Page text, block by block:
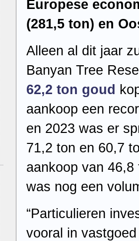
Europese
(281,5 ton) en
Alleen al dit jaar
Banyan Tree
62,2 ton goud
aankoop een
en 2023 was er
71,2 ton en 60,7
aankoop van
was nog een
“Particulieren
vooral in